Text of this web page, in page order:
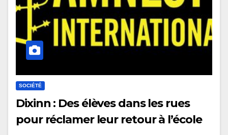
SOCIÉTÉ
Dixinn : Des élèves dans les rues
pour réclamer leur retour à l’école